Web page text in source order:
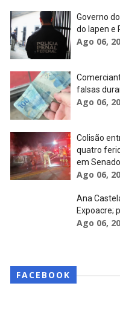
Governo
do Iapen e
Ago 06,
falsas
Ago 06,
Colisão
quatro
em
Ago 06,
Ana
Expoacre;
Ago 06,
FACEBOOK